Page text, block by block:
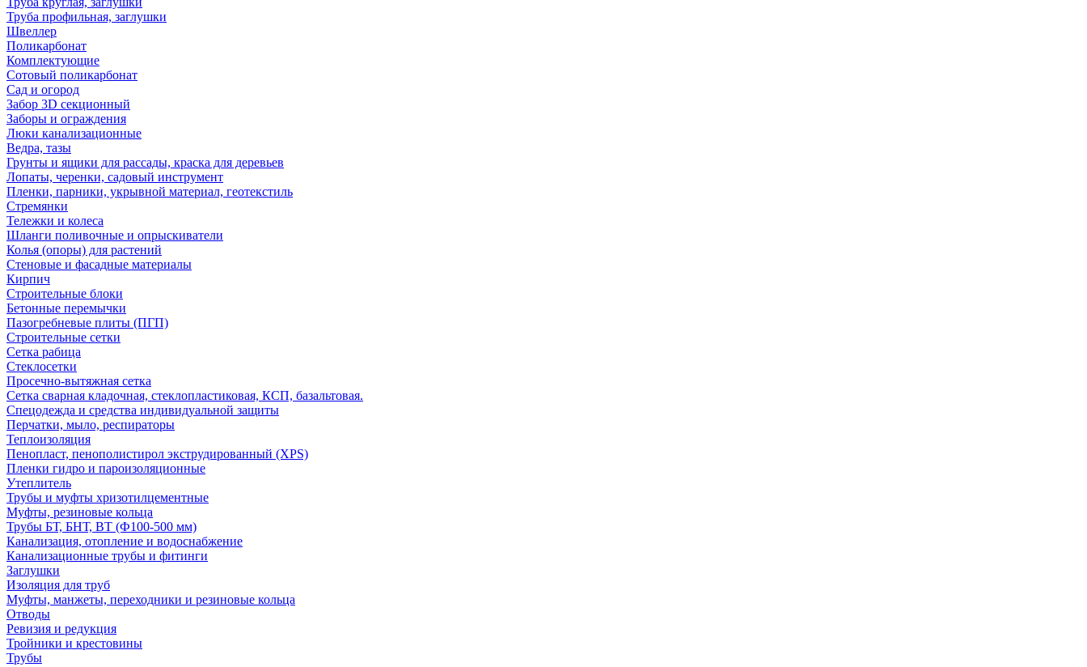
Труба профильная, заглушки
Швеллер
Поликарбонат
Комплектующие
Сотовый поликарбонат
Сад и огород
Забор 3D секционный
Заборы и ограждения
Люки канализационные
Ведра, тазы
Грунты и ящики для рассады, краска для деревьев
Лопаты, черенки, садовый инструмент
Пленки, парники, укрывной материал, геотекстиль
Стремянки
Тележки и колеса
Шланги поливочные и опрыскиватели
Колья (опоры) для растений
Стеновые и фасадные материалы
Кирпич
Строительные блоки
Бетонные перемычки
Пазогребневые плиты (ПГП)
Строительные сетки
Сетка рабица
Стеклосетки
Просечно-вытяжная сетка
Сетка сварная кладочная, стеклопластиковая, КСП, базальтовая.
Спецодежда и средства индивидуальной защиты
Перчатки, мыло, респираторы
Теплоизоляция
Пенопласт, пенополистирол экструдированный (XPS)
Пленки гидро и пароизоляционные
Утеплитель
Трубы и муфты хризотилцементные
Муфты, резиновые кольца
Трубы БТ, БНТ, ВТ (Ф100-500 мм)
Канализация, отопление и водоснабжение
Канализационные трубы и фитинги
Заглушки
Изоляция для труб
Муфты, манжеты, переходники и резиновые кольца
Отводы
Ревизия и редукция
Тройники и крестовины
Трубы